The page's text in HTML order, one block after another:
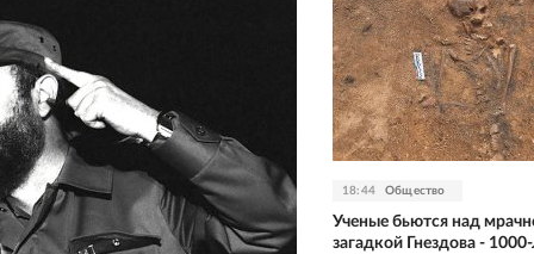
18:44 Общество
Ученые бьются над
загадкой Гнездова -